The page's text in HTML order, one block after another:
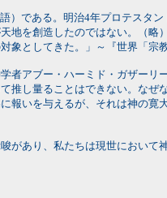
語）である。明治4年プロテス
地を創造したのではない。（略
象としてきた。」～『世界「宗
者アブー・ハーミド・ガザーリ
て推し量ることはできない。な
報いを与えるが、それは神の
があり、私たちは現世において